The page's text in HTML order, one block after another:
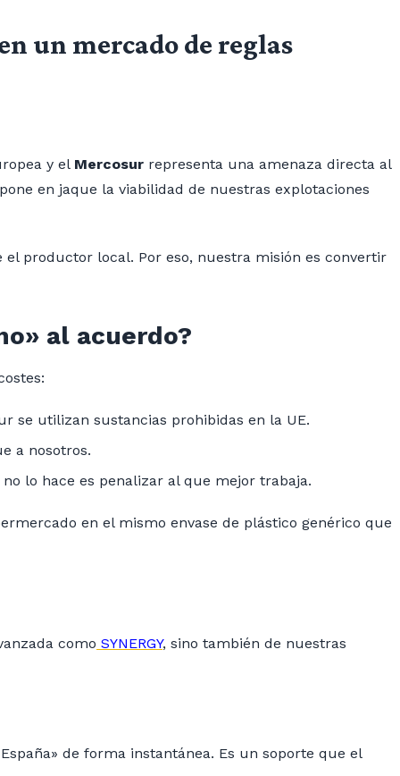
un mercado de reglas
y el Mercosur representa una amenaza directa al
en jaque la viabilidad de nuestras explotaciones
productor local. Por eso, nuestra misión es convertir
al acuerdo?
se utilizan sustancias prohibidas en la UE.
a nosotros.
lo hace es penalizar al que mejor trabaja.
en el mismo envase de plástico genérico que
como SYNERGY, sino también de nuestras
de forma instantánea. Es un soporte que el